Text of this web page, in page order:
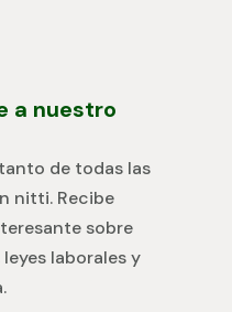
a nuestro
de todas las
nitti. Recibe
sobre
laborales y